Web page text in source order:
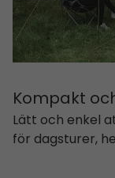
Kompakt
Lätt och enkel
för dagsturer,